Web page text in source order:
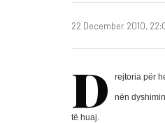
22 December 2010,
D rejtoria për
nën
të huaj.